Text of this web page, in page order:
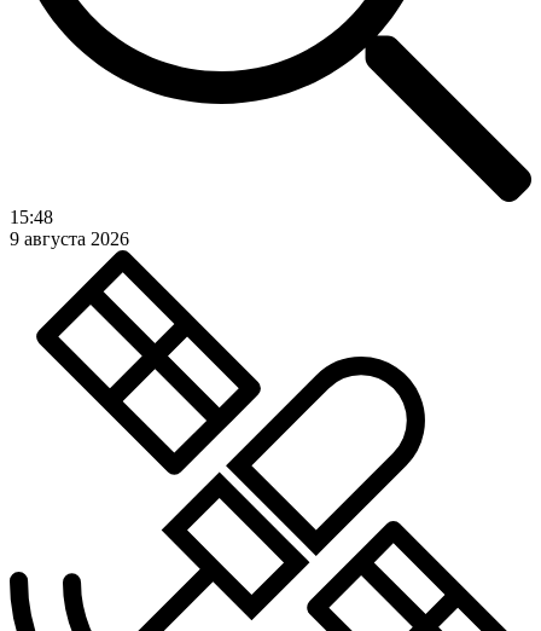
15:48
9 августа 2026